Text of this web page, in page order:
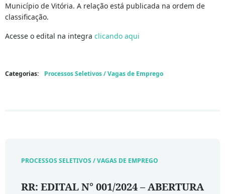
Município de Vitória. A relação está publicada na ordem de
classificação.
Acesse o edital na integra clicando aqui
Categorias: Processos Seletivos / Vagas de Emprego
PROCESSOS SELETIVOS / VAGAS DE EMPREGO
RR: EDITAL N° 001/2024 – ABERTURA